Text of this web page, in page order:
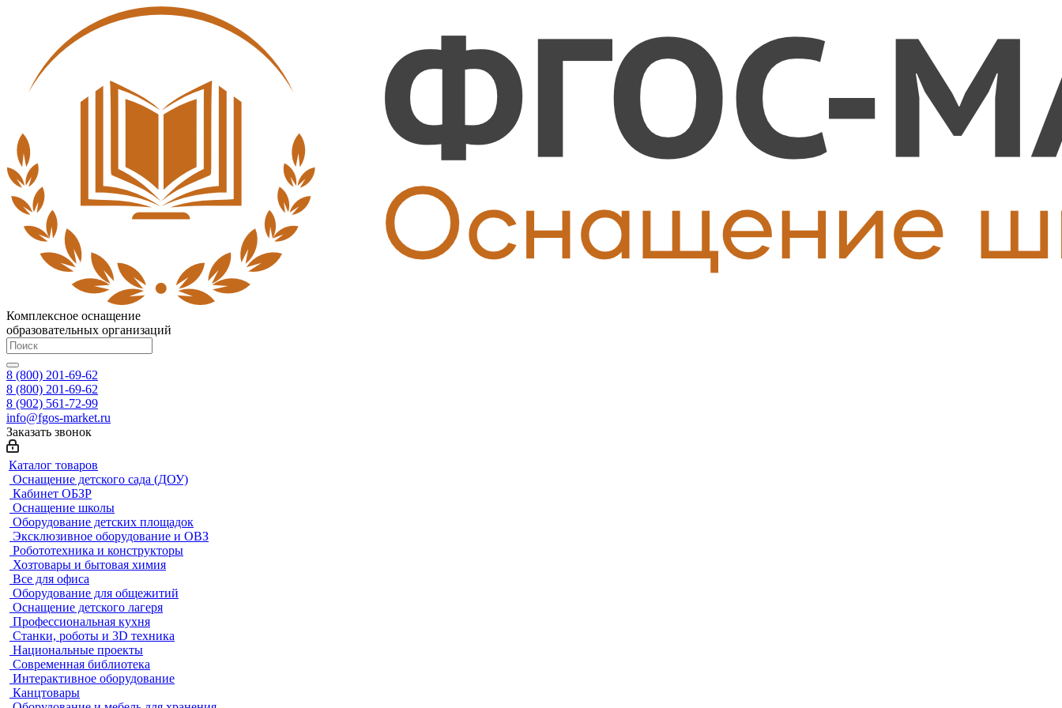
Комплексное оснащение
образовательных организаций
8 (800) 201-69-62
8 (800) 201-69-62
8 (902) 561-72-99
info@fgos-market.ru
Заказать звонок
Каталог товаров
Оснащение детского сада (ДОУ)
Кабинет ОБЗР
Оснащение школы
Оборудование детских площадок
Эксклюзивное оборудование и ОВЗ
Робототехника и конструкторы
Хозтовары и бытовая химия
Все для офиса
Оборудование для общежитий
Оснащение детского лагеря
Профессиональная кухня
Станки, роботы и 3D техника
Национальные проекты
Современная библиотека
Интерактивное оборудование
Канцтовары